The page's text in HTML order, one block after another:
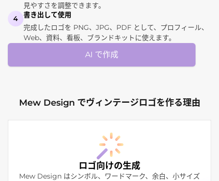
見やすさを調整できます。
4
書き出して使用
完成したロゴを PNG、JPG、PDF として、プロフィール、
Web、資料、看板、ブランドキットに使えます。
AI で作成
Mew Design でヴィンテージロゴを作る理由
ロゴ向けの生成
Mew Design はシンボル、ワードマーク、余白、小サイズ